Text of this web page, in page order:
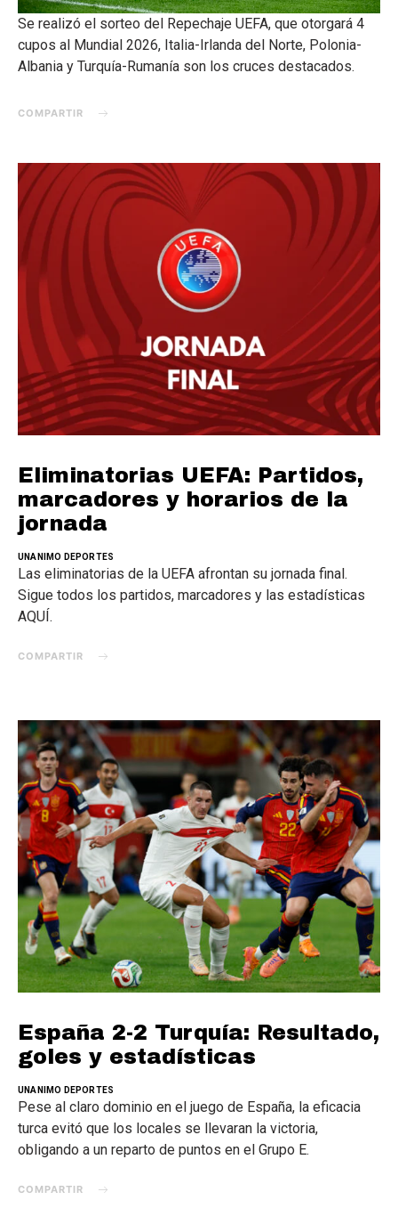
Se realizó el sorteo del Repechaje UEFA, que otorgará 4
cupos al Mundial 2026, Italia-Irlanda del Norte, Polonia-
Albania y Turquía-Rumanía son los cruces destacados.
COMPARTIR
Eliminatorias UEFA: Partidos,
marcadores y horarios de la
jornada
UNANIMO DEPORTES
Las eliminatorias de la UEFA afrontan su jornada final.
Sigue todos los partidos, marcadores y las estadísticas
AQUÍ.
COMPARTIR
España 2-2 Turquía: Resultado,
goles y estadísticas
UNANIMO DEPORTES
Pese al claro dominio en el juego de España, la eficacia
turca evitó que los locales se llevaran la victoria,
obligando a un reparto de puntos en el Grupo E.
COMPARTIR